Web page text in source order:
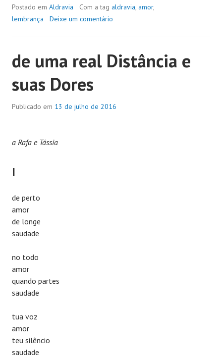
Postado em Aldravia Com a tag aldravia, amor,
lembrança
Deixe um comentário
de uma real Distância e
suas Dores
Publicado em 13 de julho de 2016
a Rafa e Tássia
I
de perto
amor
de longe
saudade
no todo
amor
quando partes
saudade
tua voz
amor
teu silêncio
saudade